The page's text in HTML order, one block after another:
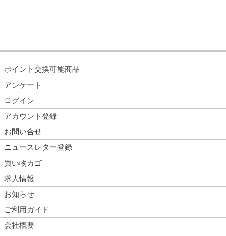
ポイント交換可能商品
アンケート
ログイン
アカウント登録
お問い合せ
ニュースレター登録
買い物カゴ
求人情報
お知らせ
ご利用ガイド
会社概要